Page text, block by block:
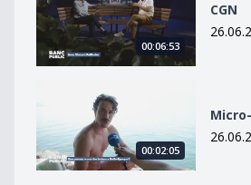
00:06:53
CGN
Micro-trottoir
00:02:05